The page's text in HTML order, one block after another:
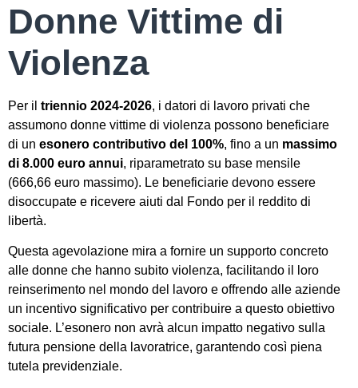
Donne Vittime di
Violenza
Per il triennio 2024-2026, i datori di lavoro privati che
assumono donne vittime di violenza possono beneficiare
di un esonero contributivo del 100%, fino a un massimo
di 8.000 euro annui, riparametrato su base mensile
(666,66 euro massimo). Le beneficiarie devono essere
disoccupate e ricevere aiuti dal Fondo per il reddito di
libertà.
Questa agevolazione mira a fornire un supporto concreto
alle donne che hanno subito violenza, facilitando il loro
reinserimento nel mondo del lavoro e offrendo alle aziende
un incentivo significativo per contribuire a questo obiettivo
sociale. L’esonero non avrà alcun impatto negativo sulla
futura pensione della lavoratrice, garantendo così piena
tutela previdenziale.